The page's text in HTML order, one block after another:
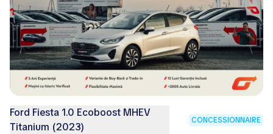
Ford Fiesta 1.0 Ecoboost MHEV
Titanium (2023)
CONCESSIONNAIRE